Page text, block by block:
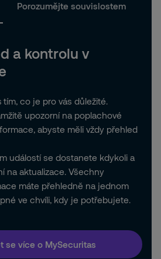
Porozumějte souvislostem
a kontrolu v
co je pro vás důležité.
upozorní na poplachové
abyste měli vždy přehled
událostí se dostanete kdykoli a
na aktualizace. Všechny
máte přehledně na jednom
ve chvíli, kdy je potřebujete.
se více o MySecuritas